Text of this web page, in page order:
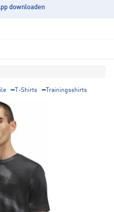
downloaden
T-Shirts Trainingsshirts